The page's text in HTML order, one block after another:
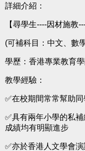
詳細介紹：
【尋學生----因材施教
(可補科目：中文、數
學歷：香港專業教育學
教學經驗：
✅在校期間常常幫助
✅具有兩年小學的私
成績均有明顯進步
✅亦於香港人文學會演